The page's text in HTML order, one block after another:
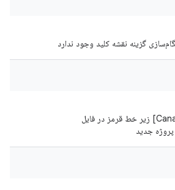
گزینه نقشه کلید وجود ندارد
[زرافه | 2022.3.1 Canary 8] زیر خط قرمز در فایل